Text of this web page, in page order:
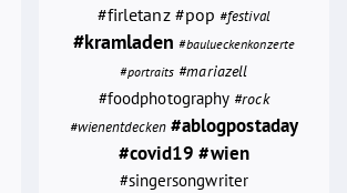
#firletanz #pop #festival
#kramladen #baulueckenkonzerte
#portraits #mariazell
#foodphotography #rock
#wienentdecken #ablogpostaday
#covid19 #wien
#singersongwriter